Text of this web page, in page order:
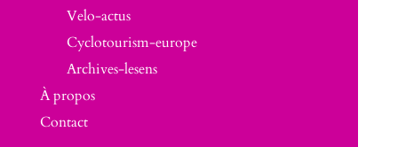
Velo-actus
Cyclotourism-europe
Archives-lesens
À propos
Contact